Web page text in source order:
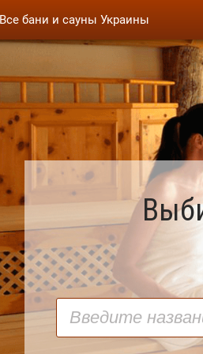
Все бани и сауны Украины